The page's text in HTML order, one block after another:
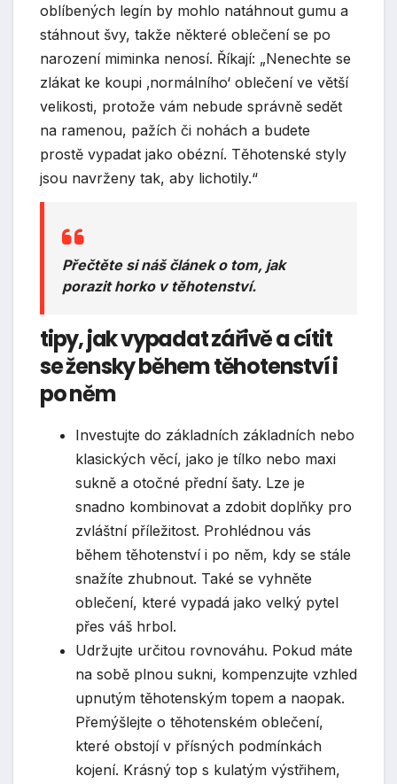
oblíbených legín by mohlo natáhnout gumu a
stáhnout švy, takže některé oblečení se po
narození miminka nenosí. Říkají: „Nenechte se
zlákat ke koupi ‚normálního‘ oblečení ve větší
velikosti, protože vám nebude správně sedět
na ramenou, pažích či nohách a budete
prostě vypadat jako obézní. Těhotenské styly
jsou navrženy tak, aby lichotily.“
Přečtěte si náš článek o tom, jak
porazit horko v těhotenství.
tipy, jak vypadat zářivě a cítit
se žensky během těhotenství i
po něm
Investujte do základních základních nebo
klasických věcí, jako je tílko nebo maxi
sukně a otočné přední šaty. Lze je
snadno kombinovat a zdobit doplňky pro
zvláštní příležitost. Prohlédnou vás
během těhotenství i po něm, kdy se stále
snažíte zhubnout. Také se vyhněte
oblečení, které vypadá jako velký pytel
přes váš hrbol.
Udržujte určitou rovnováhu. Pokud máte
na sobě plnou sukni, kompenzujte vzhled
upnutým těhotenským topem a naopak.
Přemýšlejte o těhotenském oblečení,
které obstojí v přísných podmínkách
kojení. Krásný top s kulatým výstřihem,